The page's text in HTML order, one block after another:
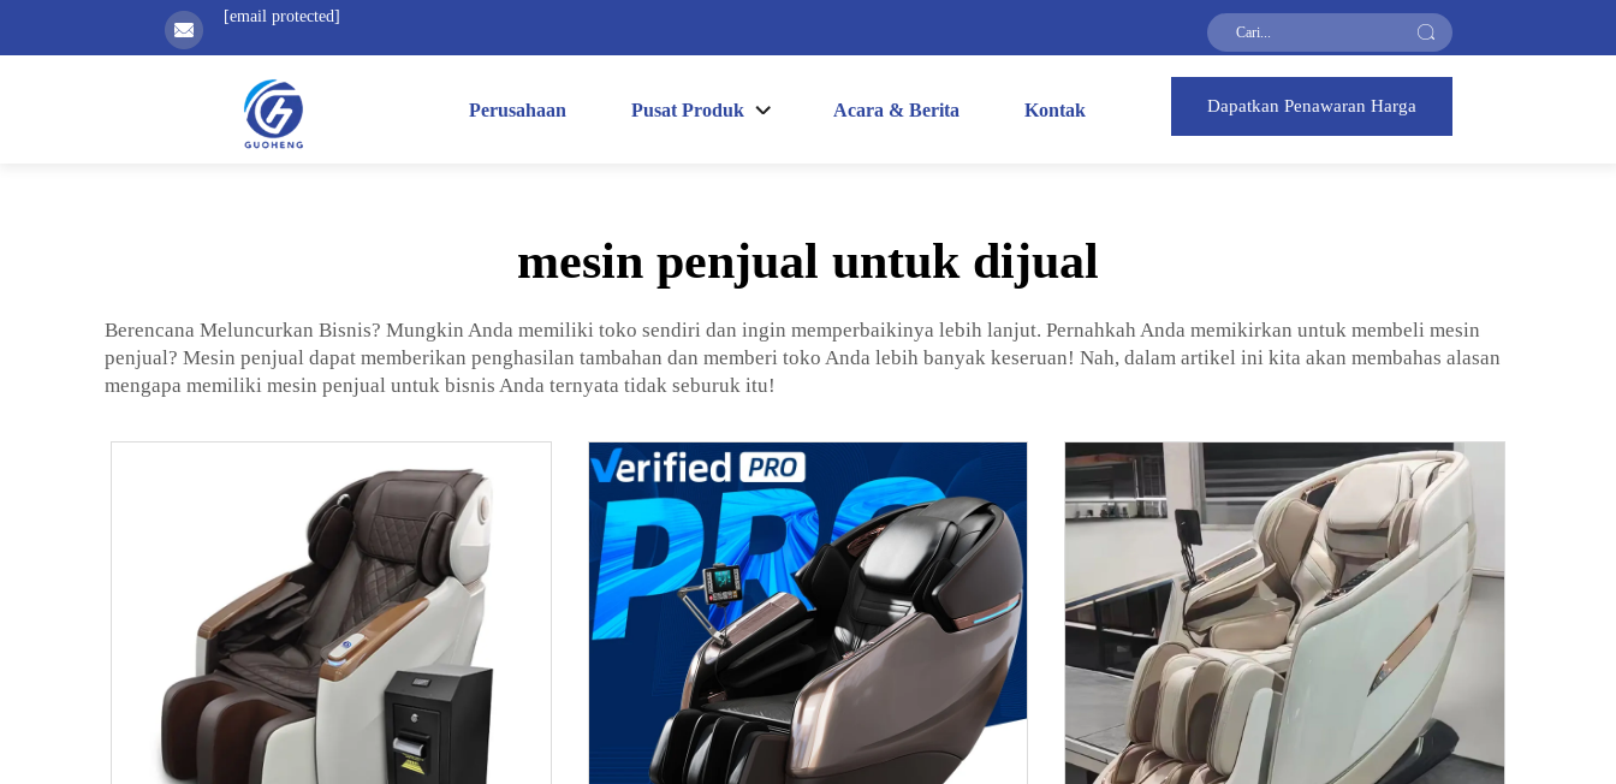
[email protected]
Perusahaan Pusat Produk Acara & Berita Kontak Dapatkan Penawaran Harga
mesin penjual untuk dijual
Berencana Meluncurkan Bisnis? Mungkin Anda memiliki toko sendiri dan ingin memperbaikinya lebih lanjut. Pernahkah Anda memikirkan untuk membeli mesin
penjual? Mesin penjual dapat memberikan penghasilan tambahan dan memberi toko Anda lebih banyak keseruan! Nah, dalam artikel ini kita akan membahas alasan
mengapa memiliki mesin penjual untuk bisnis Anda ternyata tidak seburuk itu!